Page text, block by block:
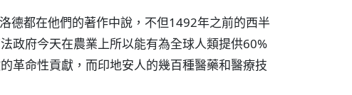
德都在他們的著作中說，不但1492年之前的西半
政府今天在農業上所以能有為全球人類提供60%
革命性貢獻，而印地安人的幾百種醫藥和醫療技